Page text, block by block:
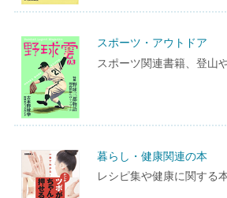
スポーツ・アウトドア
スポーツ関連書籍、登山
暮らし・健康関連の本
レシピ集や健康に関する